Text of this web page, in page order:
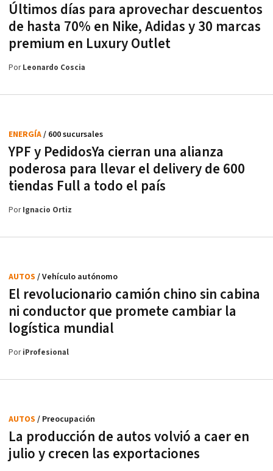
Últimos días para aprovechar descuentos
de hasta 70% en Nike, Adidas y 30 marcas
premium en Luxury Outlet
PorLeonardo Coscia
YPF y PedidosYa cierran una alianza
poderosa para llevar el delivery de 600
tiendas Full a todo el país
ENERGÍA/ 600 sucursales
PorIgnacio Ortiz
El revolucionario camión chino sin cabina
ni conductor que promete cambiar la
logística mundial
AUTOS / Vehículo autónomo
PoriProfesional
La producción de autos volvió a caer en
julio y crecen las exportaciones
AUTOS / Preocupación